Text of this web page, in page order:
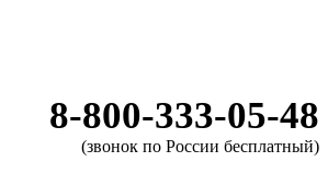
8-800-333-05-48
(звонок по России бесплатный)